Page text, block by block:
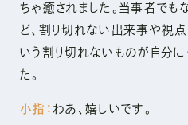
ちゃ癒されました。当事者でも
ど、割り切れない出来事や視
いう割り切れないものが自分
た。
小指：わあ、嬉しいです。